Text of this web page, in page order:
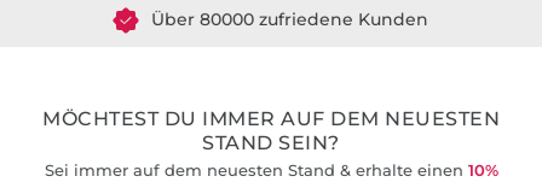
MÖCHTEST DU IMMER AUF DEM NEUESTEN
STAND SEIN?
Sei immer auf dem neuesten Stand & erhalte einen 10%